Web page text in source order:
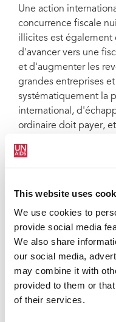
This website uses
We use cookies to
provide social media
We also share
our social media,
may combine it with
provided to them or
of their services.
Une action
concurrence fiscale
illicites est également
d'avancer vers une
et d'augmenter les
grandes entreprises
systématiquement la
international,
ordinaire doit payer,
l'investissement
alimentent l'épidémie.
La COVID-19 a une
comment les
tant entre les pays
nouvelle stratégie de
cette année place la
centre de sa mission